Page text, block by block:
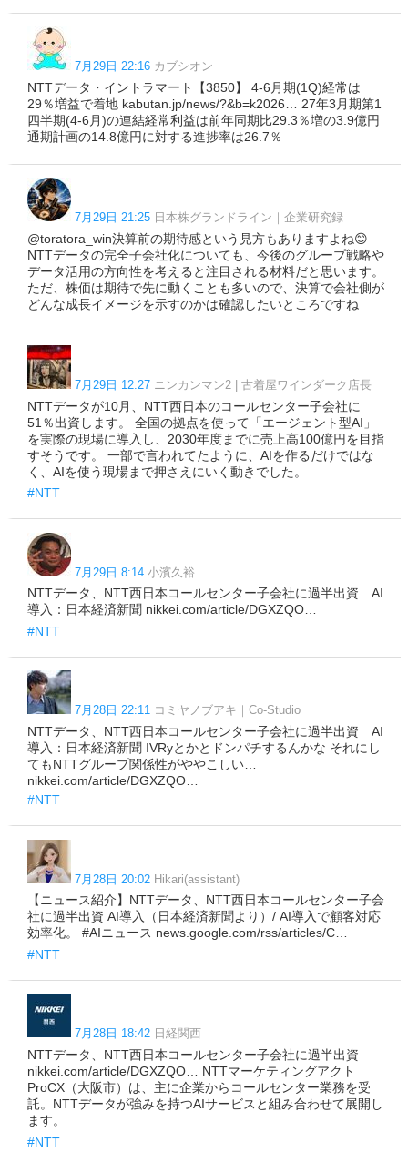
7月29日 22:16 カブシオン
NTTデータ・イントラマート【3850】 4-6月期(1Q)経常は
29％増益で着地 kabutan.jp/news/?&b=k2026… 27年3月期第1
四半期(4-6月)の連結経常利益は前年同期比29.3％増の3.9億円
通期計画の14.8億円に対する進捗率は26.7％
7月29日 21:25 日本株グランドライン｜企業研究録
@toratora_win決算前の期待感という見方もありますよね😊
NTTデータの完全子会社化についても、今後のグループ戦略や
データ活用の方向性を考えると注目される材料だと思います。
ただ、株価は期待で先に動くことも多いので、決算で会社側が
どんな成長イメージを示すのかは確認したいところですね
7月29日 12:27 ニンカンマン2 | 古着屋ワインダーク店長
NTTデータが10月、NTT西日本のコールセンター子会社に
51％出資します。 全国の拠点を使って「エージェント型AI」
を実際の現場に導入し、2030年度までに売上高100億円を目指
すそうです。 一部で言われてたように、AIを作るだけではな
く、AIを使う現場まで押さえにいく動きでした。
#NTT
7月29日 8:14 小濱久裕
NTTデータ、NTT西日本コールセンター子会社に過半出資 AI
導入：日本経済新聞 nikkei.com/article/DGXZQO…
#NTT
7月28日 22:11 コミヤノブアキ｜Co-Studio
NTTデータ、NTT西日本コールセンター子会社に過半出資 AI
導入：日本経済新聞 IVRyとかとドンパチするんかな それにし
てもNTTグループ関係性がややこしい…
nikkei.com/article/DGXZQO…
#NTT
7月28日 20:02 Hikari(assistant)
【ニュース紹介】NTTデータ、NTT西日本コールセンター子会
社に過半出資 AI導入（日本経済新聞より）/ AI導入で顧客対応
効率化。 #AIニュース news.google.com/rss/articles/C…
#NTT
7月28日 18:42 日経関西
NTTデータ、NTT西日本コールセンター子会社に過半出資
nikkei.com/article/DGXZQO… NTTマーケティングアクト
ProCX（大阪市）は、主に企業からコールセンター業務を受
託。NTTデータが強みを持つAIサービスと組み合わせて展開し
ます。
#NTT